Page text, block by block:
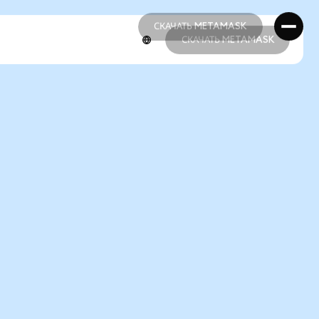
СКАЧАТЬ METAMASK
СКАЧАТЬ METAMASK
СКАЧАТЬ METAMASK